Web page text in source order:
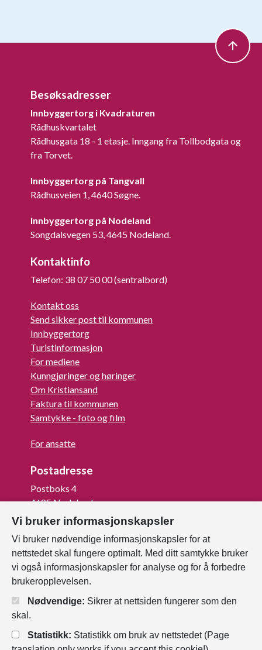
Besøksadresser
Innbyggertorg i Kvadraturen
Rådhuskvartalet
Rådhusgata 18 - 1 etasje. Inngang fra Tollbodgata og
fra Torvet.
Innbyggertorg på Tangvall
Rådhusveien 1, 4640 Søgne.
Innbyggertorg på Nodeland
Songdalsvegen 53, 4645 Nodeland.
Kontaktinfo
Telefon: 38 07 50 00 (sentralbord)
Kontakt oss
Send sikker post til kommunen
Innbyggertorg
Turistinformasjon
For mediene
Kunngjøringer og høringer
Om Kristiansand
Faktura til kommunen
Samtykke - foto og film
For ansatte
Postadresse
Postboks 4
4685 Nodeland
Org.nr: 820 852 982
Last ned vår innbygger -app
Vi bruker informasjonskapsler
Vi bruker nødvendige informasjonskapsler for at
nettstedet skal fungere optimalt. Med ditt samtykke bruker
vi også informasjonskapsler for analyse og for å forbedre
brukeropplevelsen.
Nødvendige: Sikrer at nettsiden fungerer som den
skal.
Statistikk: Statistikk om bruk av nettstedet (Page